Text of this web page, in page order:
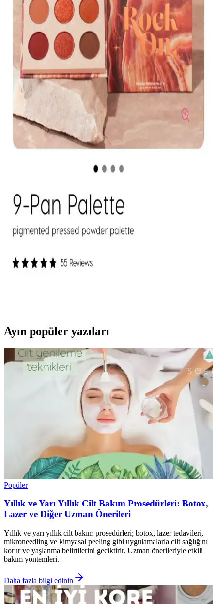
Muğgan 3'lü kaş boyası seti, suya ve tere dayanıklı formülüyle
pratik kullanım sağlar. Renk seçenekleri ve kullanıcı deneyimleri
hakkında detaylı bilgi içerir.
Koyu Göz Altı Morluklarını Kapatmada Renk
Düzelticiler ve Kapatıcıların Etkili Kullanımı
Koyu göz altı morlukları için şeftali ve turuncu renk düzelticiler ile
tam kapatıcılık sağlayan ürünlerin kullanımı, doğru uygulama
teknikleri ve önerilen markalar detaylı şekilde ele alınıyor.
Kapatıcı ve Fondöten Arasındaki Farklar ve
Başlangıç İçin Kapatıcının Avantajları
Kapatıcı ve fondöten arasındaki temel farklar, kullanım alanları ve
uygulama zorlukları makyaj başlangıcında tercih nedenlerini
Doğal Dudaklar İçin Uygun Seçenek
Mac XIMAL Silky Matte Ruj, yüksek pigmentasyon ve doğal
ambalajıyla öne çıkan şık bir makyaj ürünüdür.
Performansı ve Kullanıcı Deneyimleri
Ayın popüler yazıları
Popüler
Yıllık ve Yarı Yıllık Cilt Bakım Prosedürleri: Botox,
Lazer ve Diğer Uzman Önerileri
Yıllık ve yarı yıllık cilt bakım prosedürleri; botox, lazer tedavileri,
mikroneedling ve kimyasal peeling gibi uygulamalarla cilt sağlığını
korur ve yaşlanma belirtilerini geciktirir. Uzman önerileriyle etkili
bakım yöntemleri.
Daha fazla bilgi edinin